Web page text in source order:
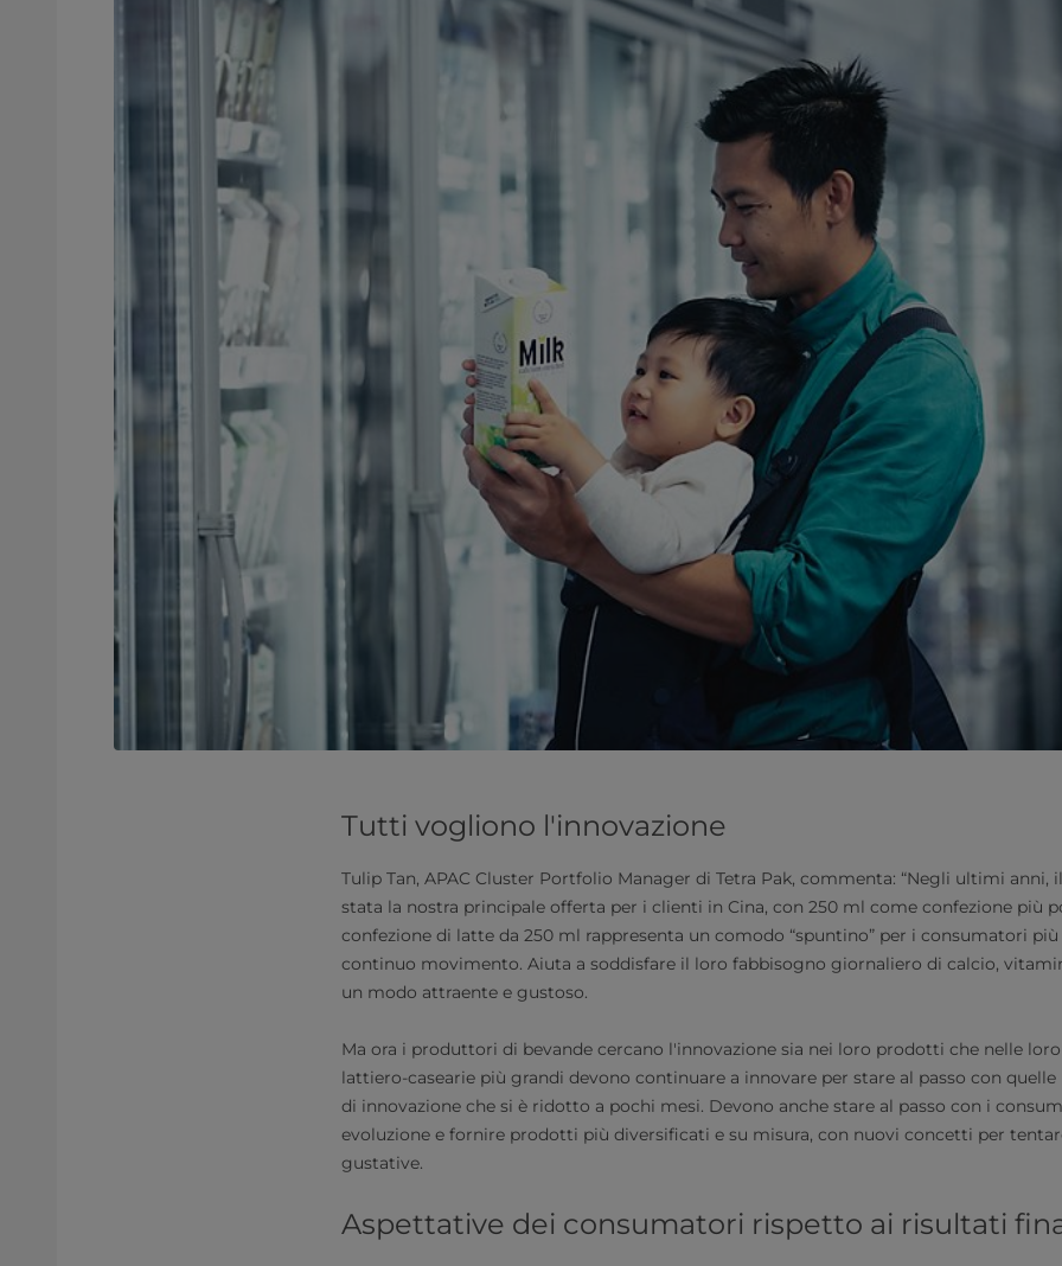
Tutti vogliono l'innovazione
Tulip Tan, APAC Cluster Portfolio Manager di Tetra Pak, commenta: “Negli ultimi anni,
stata la nostra principale offerta per i clienti in Cina, con 250 ml come confezione più
confezione di latte da 250 ml rappresenta un comodo “spuntino” per i consumatori
continuo movimento. Aiuta a soddisfare il loro fabbisogno giornaliero di calcio,
un modo attraente e gustoso.
Ma ora i produttori di bevande cercano l'innovazione sia nei loro prodotti che nelle
lattiero-casearie più grandi devono continuare a innovare per stare al passo con
di innovazione che si è ridotto a pochi mesi. Devono anche stare al passo con i
evoluzione e fornire prodotti più diversificati e su misura, con nuovi concetti per
gustative.
Aspettative dei consumatori rispetto ai risultati